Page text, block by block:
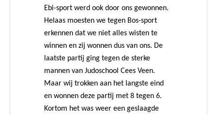
Ebi-sport werd ook door ons gewonnen.
Helaas moesten we tegen Bos-sport
erkennen dat we niet alles wisten te
winnen en zij wonnen dus van ons. De
laatste partij ging tegen de sterke
mannen van Judoschool Cees Veen.
Maar wij trokken aan het langste eind
en wonnen deze partij met 8 tegen 6.
Kortom het was weer een geslaagde